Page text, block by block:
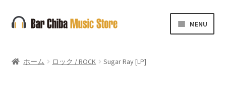
ナ
ビ
ー
コ
ン
ン
MENU
ホーム ロック / ROCK Sugar Ray [LP]